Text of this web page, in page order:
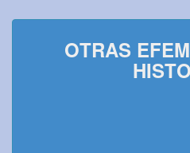
OTRAS